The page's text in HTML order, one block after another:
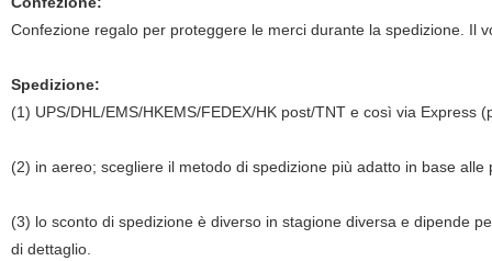
Confezione regalo per proteggere le merci durante la spedizione. Il
Spedizione:
(1) UPS/DHL/EMS/HKEMS/FEDEX/HK post/TNT e così via Express
(2) in aereo; scegliere il metodo di spedizione più adatto in base alle
(3) lo sconto di spedizione è diverso in stagione diversa e dipende
di dettaglio.